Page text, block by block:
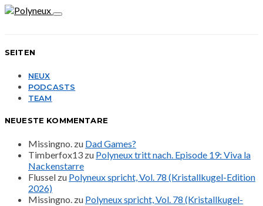
SEITEN
NEUX
PODCASTS
TEAM
NEUESTE KOMMENTARE
Missingno. zu Dad Games?
Timberfox13 zu Polyneux tritt nach. Episode 19: Viva la
Nackenstarre
Flussel zu Polyneux spricht, Vol. 78 (Kristallkugel-Edition
2026)
Missingno. zu Polyneux spricht, Vol. 78 (Kristallkugel-